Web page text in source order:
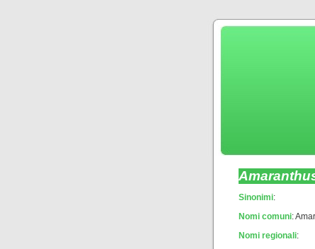
Sinonimi:
Nomi comuni:
Nomi regionali: